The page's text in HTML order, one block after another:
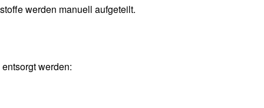
werden manuell aufgeteilt.
werden: